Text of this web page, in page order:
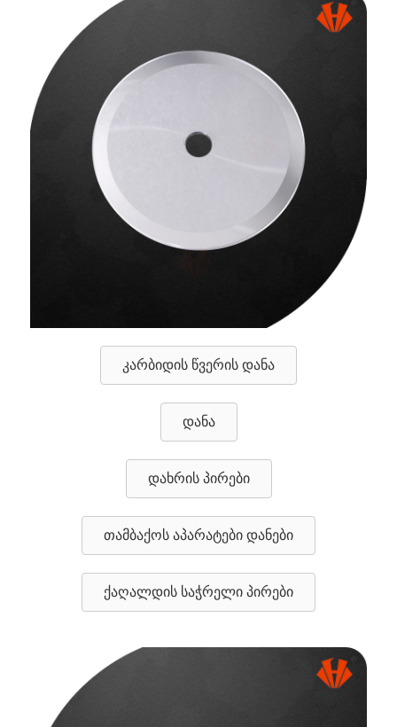
კარბიდის წვერის დანა
დანა
დახრის პირები
თამბაქოს აპარატები დანები
ქაღალდის საჭრელი პირები